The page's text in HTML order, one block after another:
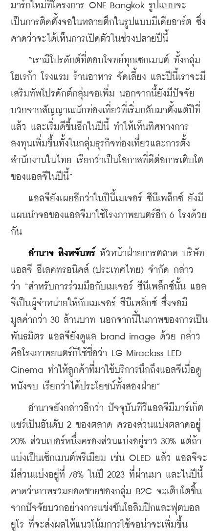
มาร์กใหม่ที่โครงการ ONE Bangkok รูปแบบจะ
เป็นการติดตั้งจอในหลายตึกในรูปแบบมีเดียอาร์ต ซึ่ง
คาดว่าจะได้เห็นการเปิดตัวในช่วงปลายปีนี้
“เรามีโปรดักต์ที่ตอบโจทย์ทุกเซกเมนต์ ทั้งกลุ่ม
โฮเรก้า โรงแรม ร้านอาหาร จัดเลี้ยง และปีนี้เราจะมี
เสริมทัพโปรดักต์กลุ่มจอเพิ่ม นอกจากนี้ยังมีปัจจัย
บวกจากสัญญาณนักท่องเที่ยวที่เริ่มกลับมาตั้งแต่ปีที่
แล้ว และเริ่มดีขึ้นอีกในปีนี้ ทำให้เห็นทิศทางการ
ลงทุนเพิ่มขึ้นทั้งในกลุ่มธุรกิจท่องเที่ยวและการตั้ง
สำนักงานในไทย เรียกว่าเป็นโอกาสที่ดีต่อการเติบโต
ของแอลจีในปีนี้”
แอลจียังเผยอีกว่าในปีนี้เมเจอร์ ซีนีเพล็กซ์ ยังมี
แผนนำจอของแอลจีมาใช้โรงภาพยนตร์อีก 6 โรงด้วย
กัน
อำนาจ สิงหจันทร์ หัวหน้าฝ่ายการตลาด บริษัท
แอลจี อีเลคทรอนิคส์ (ประเทศไทย) จำกัด กล่าว
ว่า “สำหรับการร่วมมือกับเมเจอร์ ซีนีเพล็กซ์นั้น แอล
จีเป็นผู้จำหน่ายให้กับเมเจอร์ ซีนีเพล็กซ์ ซึ่งจอมี
มูลค่ากว่า 30 ล้านบาท นอกจากนี้ในภาพของการเป็น
พันธมิตร แอลจียังดูแล brand image ด้วย กล่าว
คือโรงภาพยนตร์ก็ใช้ชื่อว่า LG Miraclass LED
Cinema ทำให้ลูกค้าที่มาใช้บริการนึกถึงแอลจีเมื่อดู
หนังจบ เรียกว่าได้ประโยชน์ทั้งสองฝ่าย”
อำนาจยังกล่าวอีกว่า ปัจจุบันทีวีแอลจีมีมาร์เก็ต
แชร์เป็นอันดับ 2 ของตลาด ครองส่วนแบ่งตลาดอยู่
20% ส่วนเบอร์หนึ่งครองส่วนแบ่งอยู่ราว 30% แต่ถ้า
แบ่งเป็นเซ็กเมนต์พรีเมียม เช่น OLED แล้ว แอลจีจะ
มีส่วนแบ่งอยู่ที่ 78% ในปี 2023 ที่ผ่านมา และในปีนี้
คาดว่าภาพรวมยอดขายของกลุ่ม B2C จะเติบโตขึ้น
จากปัจจัยบวกอย่างการแข่งขันโอลิมปิกและฟุตบอล
ยูโร ที่จะส่งผลให้แนวโน้มการใช้จอน่าจะเพิ่มขึ้น